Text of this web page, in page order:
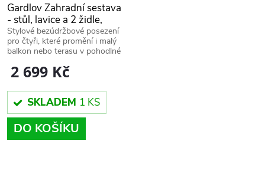
Gardlov Zahradní sestava
- stůl, lavice a 2 židle,
černá, 27622
2 699 Kč
SKLADEM 1 KS
DO KOŠÍKU
Stylové bezúdržbové posezení
pro čtyři, které promění i malý
balkon nebo terasu v pohodlné